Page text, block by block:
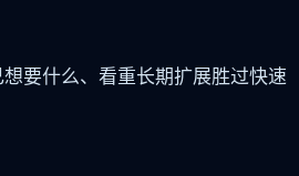
要什么、看重长期扩展胜过快速